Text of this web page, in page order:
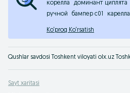
корелла доминант циплята
ручной
бампер c01 карелла
Ko‘proq Ko‘rsatish
Sayt xaritasi